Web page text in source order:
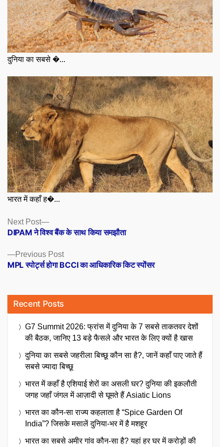
दुनिया का सबसे �...
भारत में कहाँ ह�...
Posts
navigation
Previous PostPrevious
post:
MPL स्पोर्ट्स होगा BCCI का आधिकारिक किट स्पोंसर
Next Post
Next
post:
DIPAM ने विश्व बैंक के साथ किया समझौता
Recent Posts
G7 Summit 2026: फ्रांस में दुनिया के 7 सबसे ताकतवर देशों
की बैठक, जानिए 13 बड़े फैसले और भारत के लिए क्यों है खास
दुनिया का सबसे जहरीला बिच्छू कौन सा है?, जानें कहाँ पाए जाते हैं
सबसे ज्यादा बिच्छू
भारत में कहाँ है एशियाई शेरों का असली घर? दुनिया की इकलौती
जगह जहाँ जंगल में आज़ादी से घूमते हैं Asiatic Lions
भारत का कौन-सा राज्य कहलाता है “Spice Garden Of
India”? जिसके मसालें दुनिया-भर में है मशहूर
भारत का सबसे अमीर गांव कौन-सा है? यहां हर घर में करोड़ों की